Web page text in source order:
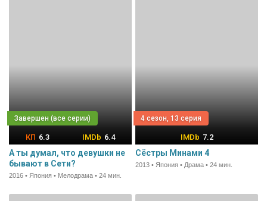
6.3 6.4
А ты думал, что девушки не
бывают в Сети?
2016 • Япония • Мелодрама • 24 мин.
4 сезон, 13 серия
7.2
Сёстры Минами 4
2013 • Япония • Драма • 24 мин.